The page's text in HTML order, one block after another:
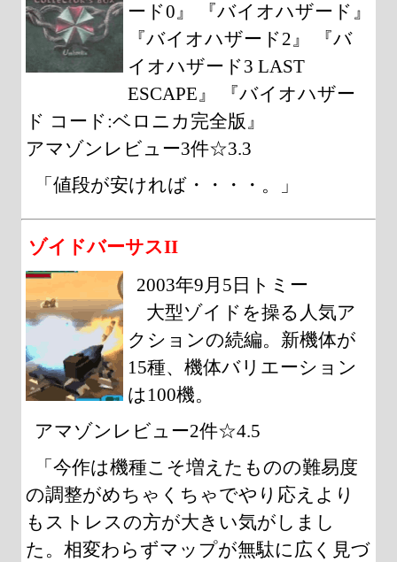
ード0』 『バイオハザード』
『バイオハザード2』 『バ
イオハザード3 LAST
ESCAPE』 『バイオハザー
ド コード:ベロニカ完全版』
アマゾンレビュー3件☆3.3
「値段が安ければ・・・・。」
ゾイドバーサスII
2003年9月5日トミー
大型ゾイドを操る人気ア
クションの続編。新機体が
15種、機体バリエーション
は100機。
アマゾンレビュー2件☆4.5
「今作は機種こそ増えたものの難易度
の調整がめちゃくちゃでやり応えより
もストレスの方が大きい気がしまし
た。相変わらずマップが無駄に広く見づ